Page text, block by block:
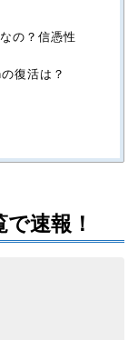
の？信憑性
復活は？
速報！